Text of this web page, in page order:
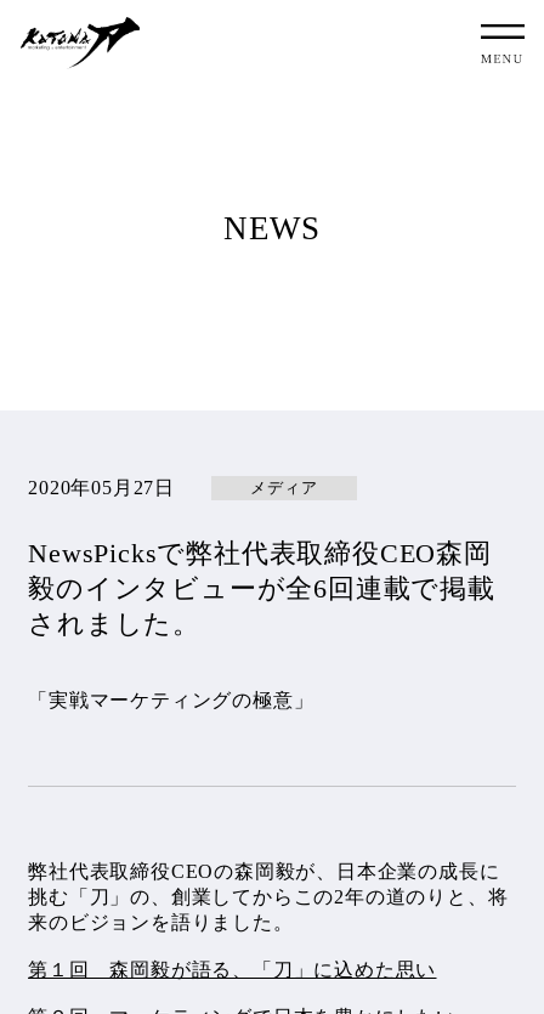
NEWS
2020年05月27日 メディア
NewsPicksで弊社代表取締役CEO森岡
毅のインタビューが全6回連載で掲載
されました。
「実戦マーケティングの極意」
弊社代表取締役CEOの森岡毅が、日本企業の成長に
挑む「刀」の、創業してからこの2年の道のりと、将
来のビジョンを語りました。
第１回 森岡毅が語る、「刀」に込めた思い